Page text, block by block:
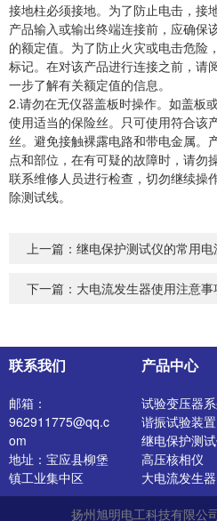
接地柱必须接地。为了防止电击，接
产品输入或输出终端连接前，应确保
的额定值。为了防止火灾或电击危险
标记。在对该产品进行连接之前，请
一步了解有关额定值的信息。
2.请勿在无仪器盖板时操作。如盖板
使用适当的保险丝。只可使用符合该
丝。避免接触裸露电路和带电金属。
点和部位，在有可疑的故障时，请勿
联系维修人员进行检查，切勿继续操
除测试线。
上一篇： 继电保护测试仪的常用
下一篇： 大电流发生器使用注意事
联系我们
邮箱：
962911775@qq.c
om
地址：宝应县柳堡
镇工业集中区
产品中心
试验变压器
谐振试验装置
继电保护测
高压核相仪
大电流发生器
开关特性测
高压发生器
扬州旭明电工科技有限公